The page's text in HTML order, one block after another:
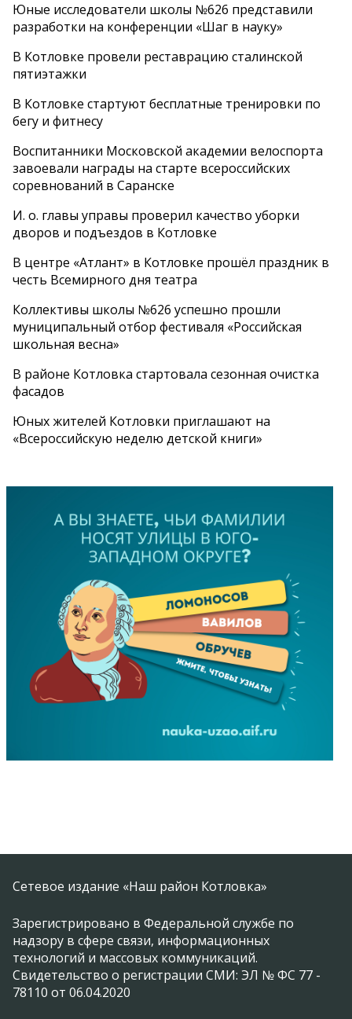
Юные исследователи школы №626 представили
разработки на конференции «Шаг в науку»
В Котловке провели реставрацию сталинской
пятиэтажки
В Котловке стартуют бесплатные тренировки по
бегу и фитнесу
Воспитанники Московской академии велоспорта
завоевали награды на старте всероссийских
соревнований в Саранске
И. о. главы управы проверил качество уборки
дворов и подъездов в Котловке
В центре «Атлант» в Котловке прошёл праздник в
честь Всемирного дня театра
Коллективы школы №626 успешно прошли
муниципальный отбор фестиваля «Российская
школьная весна»
В районе Котловка стартовала сезонная очистка
фасадов
Юных жителей Котловки приглашают на
«Всероссийскую неделю детской книги»
Сетевое издание «Наш район Котловка»
Зарегистрировано в Федеральной службе по
надзору в сфере связи, информационных
технологий и массовых коммуникаций.
Свидетельство о регистрации СМИ: ЭЛ № ФС 77 -
78110 от 06.04.2020